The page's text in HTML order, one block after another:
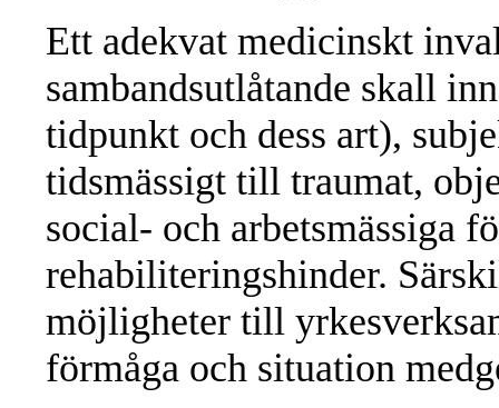
Ett adekvat medicinskt
sambandsutlåtande skall
tidpunkt och dess art),
tidsmässigt till traumat,
social- och arbetsmässiga
rehabiliteringshinder.
möjligheter till
förmåga och situation